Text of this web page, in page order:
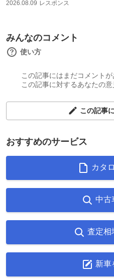
2026.08.09 レスポンス
みんなのコメント
使い方
この記事にはまだコメントが
この記事に対するあなたの
この記事
おすすめのサービス
カタ
中古
査定相
新車